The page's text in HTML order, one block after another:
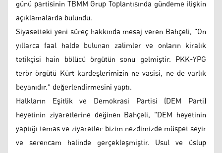
günü partisinin TBMM Grup Toplantısında gündeme ilişkin
açıklamalarda bulundu.
Siyasetteki yeni süreç hakkında mesaj veren Bahçeli, "On
yıllarca faal halde bulunan zalimler ve onların kiralık
tetikçisi hain bölücü örgütün sonu gelmiştir. PKK-YPG
terör örgütü Kürt kardeşlerimizin ne vasisi, ne de varlık
beyanıdır." değerlendirmesini yaptı.
Halkların Eşitlik ve Demokrasi Partisi (DEM Parti)
heyetinin ziyaretlerine değinen Bahçeli, "DEM heyetinin
yaptığı temas ve ziyaretler bizim nezdimizde müspet seyir
ve serencam halinde gerçekleşmiştir. Usul ve üslup